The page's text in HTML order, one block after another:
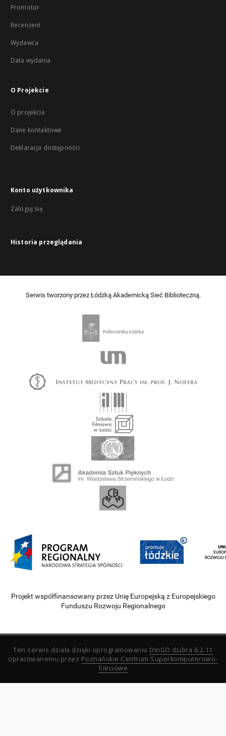
Promotor
Recenzent
Wydawca
Data wydania
O Projekcie
O projekcie
Dane kontaktowe
Deklaracja dostępności
Konto użytkownika
Zaloguj się
Historia przeglądania
Serwis tworzony przez Łódzką Akademicką Sieć Biblioteczną.
Projekt współfinansowany przez Unię Europejską z Europejskiego
Funduszu Rozwoju Regionalnego
Ten serwis działa dzięki oprogramowaniu DInGO dLibra 6.2.11
opracowanemu przez Poznańskie Centrum Superkomputerowo-
Sieciowe